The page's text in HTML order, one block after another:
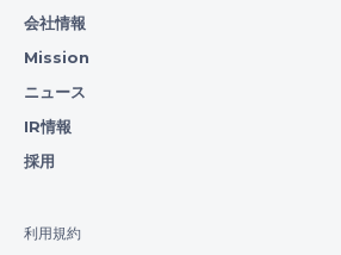
会社情報
Mission
ニュース
IR情報
採用
利用規約